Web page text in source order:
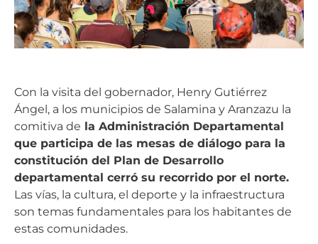
Con la visita del gobernador, Henry Gutiérrez
Ángel, a los municipios de Salamina y Aranzazu la
comitiva de la Administración Departamental
que participa de las mesas de diálogo para la
constitución del Plan de Desarrollo
departamental cerró su recorrido por el norte.
Las vías, la cultura, el deporte y la infraestructura
son temas fundamentales para los habitantes de
estas comunidades.